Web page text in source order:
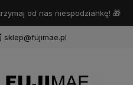
od nas niespodziankę! 🎁
sklep@fujimae.pl